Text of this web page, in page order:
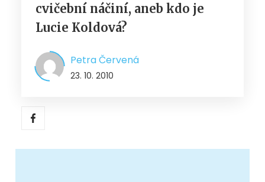
cvičební náčiní, aneb kdo je
Lucie Koldová?
Petra Červená
23. 10. 2010